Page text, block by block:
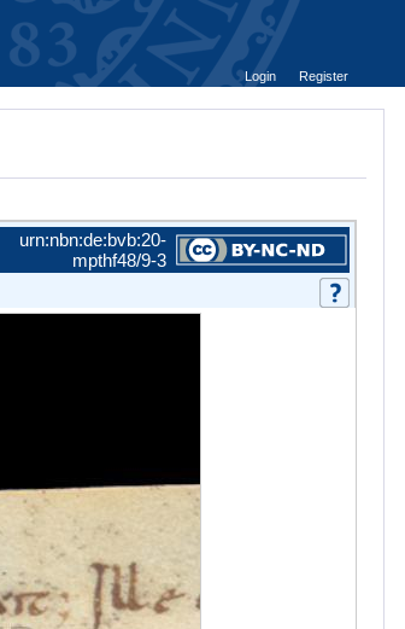
Login
Register